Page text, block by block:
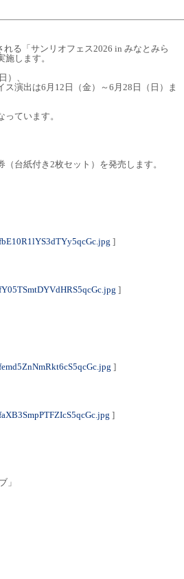
る「サンリオフェス2026 in みなとみら
します。
）、
演出は6月12日（金）～6月28日（日）ま
ています。
台紙付き2枚セット）を発売します。
]
]
]
]
」